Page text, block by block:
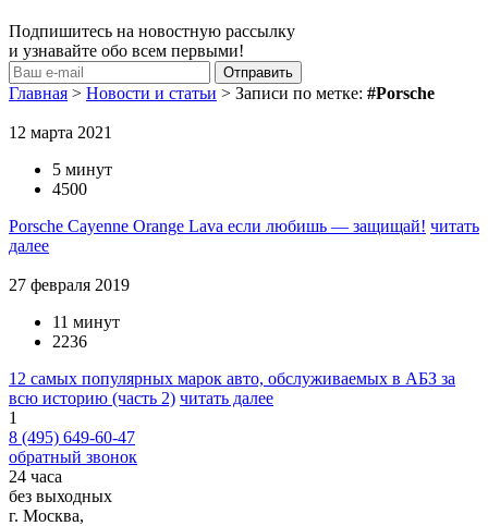
Подпишитесь на новостную рассылку
и узнавайте обо всем первыми!
Главная > Новости и статьи > Записи по метке: #Porsche
12 марта 2021
5 минут
4500
Porsche Cayenne Orange Lava если любишь — защищай! читать
далее
27 февраля 2019
11 минут
2236
12 самых популярных марок авто, обслуживаемых в АБЗ за
всю историю (часть 2) читать далее
1
8 (495) 649-60-47
обратный звонок
24 часа
без выходных
г. Москва,